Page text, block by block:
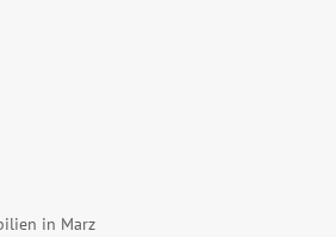
in Marz